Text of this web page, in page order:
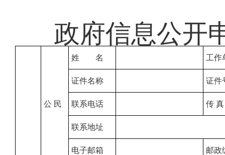
政府信息公开
公 民
姓 名 工作
证件名称 证件
联系电话 传 真
联系地址
电子邮箱 邮政